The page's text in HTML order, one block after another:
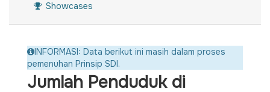
Showcases
INFORMASI: Data berikut ini masih dalam proses
pemenuhan Prinsip SDI.
Jumlah Penduduk di